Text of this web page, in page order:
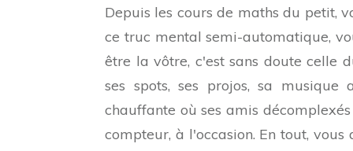
Depuis les cours de maths du petit,
ce truc mental semi-automatique,
être la vôtre, c'est sans doute celle
ses spots, ses projos, sa
chauffante où ses amis
compteur, à l'occasion. En tout,